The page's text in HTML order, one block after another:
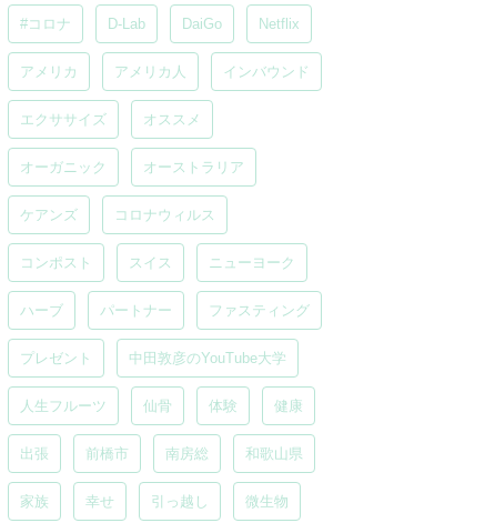
#コロナ D-Lab DaiGo Netflix
アメリカ アメリカ人 インバウンド
エクササイズ オススメ
オーガニック オーストラリア
ケアンズ コロナウィルス
コンポスト スイス ニューヨーク
ハーブ パートナー ファスティング
プレゼント 中田敦彦のYouTube大学
人生フルーツ 仙骨 体験 健康
出張 前橋市 南房総 和歌山県
家族 幸せ 引っ越し 微生物